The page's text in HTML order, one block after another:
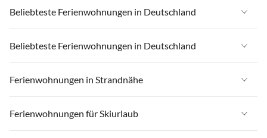
Beliebteste Ferienwohnungen in Deutschland
Ferienwohnungen in Deutschland
Ferienwohnungen in Ostsee
Ferienwohnungen in Nordsee
Ferienwohnungen in Mecklenburg-Vorpommern
Beliebteste Ferienwohnungen in Deutschland
Ferienwohnungen in Deutschland
Ferienwohnungen in Ostsee
Ferienwohnungen in Nordsee
Ferienwohnungen in Strandnähe
Ferienwohnungen in Strandnähe in Deutschland
Ferienwohnungen in Strandnähe in Ostsee
Ferienwohnungen für Skiurlaub